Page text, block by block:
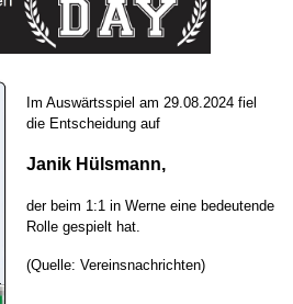
Im Auswärtsspiel am 29.08.2024 fiel
die Entscheidung auf
Janik Hülsmann,
der beim 1:1 in Werne eine bedeutende
Rolle gespielt hat.
(Quelle: Vereinsnachrichten)